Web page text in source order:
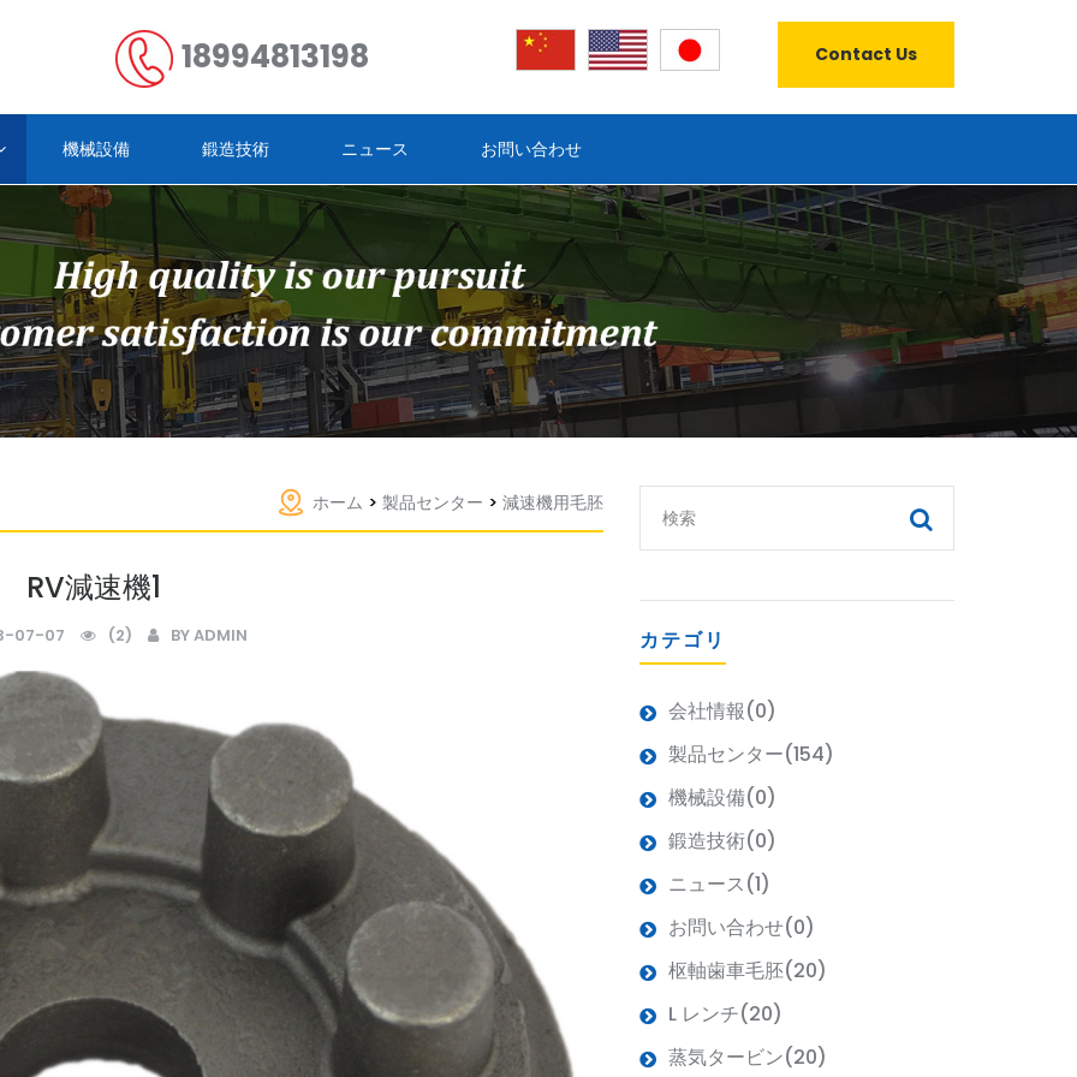
18994813198 Contact Us
機械設備 鍛造技術 ニュース お問い合わせ
ホーム > 製品センター > 減速機用毛胚
RV減速機1
07-07 (2) BY ADMIN カテゴリ
会社情報(0)
製品センター(154)
機械設備(0)
鍛造技術(0)
ニュース(1)
お問い合わせ(0)
枢軸歯車毛胚(20)
L レンチ(20)
蒸気タービン(20)